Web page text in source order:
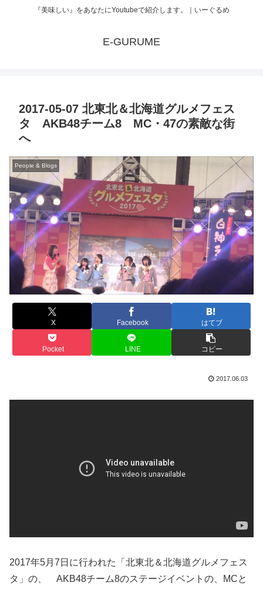
『美味しい』をあなたにYoutubeで紹介します。｜いーぐるめ
E-GURUME
2017-05-07 北東北＆北海道グルメフェス
タ AKB48チーム8 MC・47の素敵な街
へ
People & Blogs
X Facebook はてブ
Pocket LINE コピー
2017.06.03
2017年5月7日に行われた「北東北＆北海道グルメフェス
タ」の、 AKB48チーム8のステージイベントの、MCと